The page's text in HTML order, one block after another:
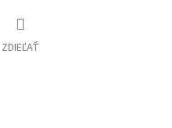
ZDIEĽAŤ